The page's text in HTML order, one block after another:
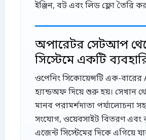
ইঞ্জিন, বট এবং লিড ফ্লো তৈরি
অপারেটর সেটআপ
সিস্টেমে একটি
ওপেনিং সিকোয়েন্সটি এক-
হ্যান্ডঅফ দিয়ে শুরু হয়। সেখান
মানব পরামর্শদাতা পর্যালোচনা
সংযোগ, ওয়েবসাইট বিতরণ এবং
এজেন্ট সিস্টেমের দিকে এগিয়ে